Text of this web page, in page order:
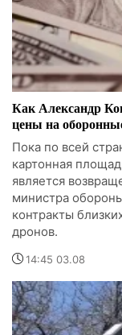
Как Александр
цены на
Пока по всей
картонная
является
министра
контракты
дронов.
14:45 03.08